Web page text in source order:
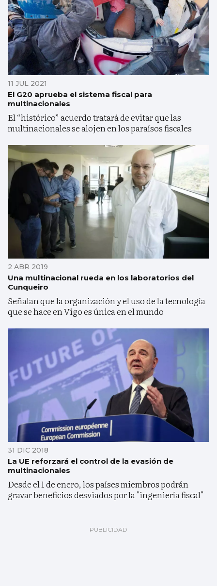
11 JUL 2021
El G20 aprueba el sistema fiscal para
multinacionales
El “histórico” acuerdo tratará de evitar que las
multinacionales se alojen en los paraísos fiscales
2 ABR 2019
Una multinacional rueda en los laboratorios del
Cunqueiro
Señalan que la organización y el uso de la tecnología
que se hace en Vigo es única en el mundo
31 DIC 2018
La UE reforzará el control de la evasión de
multinacionales
Desde el 1 de enero, los países miembros podrán
gravar beneficios desviados por la "ingeniería fiscal"